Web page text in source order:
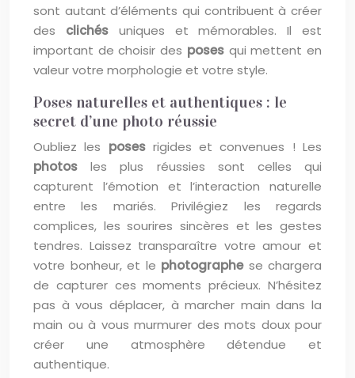
sont autant d’éléments qui contribuent à créer
des clichés uniques et mémorables. Il est
important de choisir des poses qui mettent en
valeur votre morphologie et votre style.
Poses naturelles et authentiques : le
secret d’une photo réussie
Oubliez les poses rigides et convenues ! Les
photosles plus réussies sont celles qui
capturent l’émotion et l’interaction naturelle
entre les mariés. Privilégiez les regards
complices, les sourires sincères et les gestes
tendres. Laissez transparaître votre amour et
votre bonheur, et le photographe se chargera
de capturer ces moments précieux. N’hésitez
pas à vous déplacer, à marcher main dans la
main ou à vous murmurer des mots doux pour
créer une atmosphère détendue et
authentique.